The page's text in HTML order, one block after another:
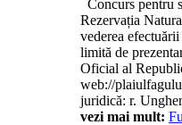
Concurs pentru
Rezervația
vederea
limită de
Oficial al
web://
juridică: r.
vezi mai mult: